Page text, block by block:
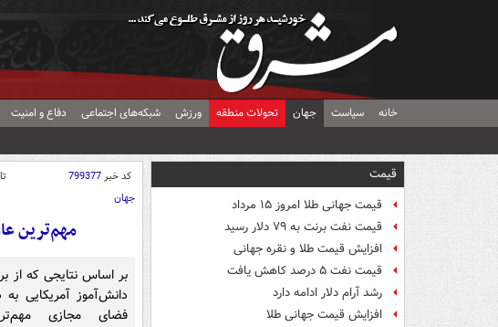
خانه سیاست جهان تحولات منطقه ورزش شبکه‌های اجتماعی دفاع و امنیت
قیمت
قیمت جهانی طلا امروز ۱۵ مرداد
قیمت نفت برنت به ۷۹ دلار رسید
افزایش قیمت طلا و نقره جهانی
قیمت نفت ۵ درصد کاهش یافت
رشد آرام دلار ادامه دارد
افزایش قیمت جهانی طلا
کد خبر799377
جهان
مهم‌ترین
بر اساس نتایجی که از
دانش‌آموز آمریکایی
فضای مجازی